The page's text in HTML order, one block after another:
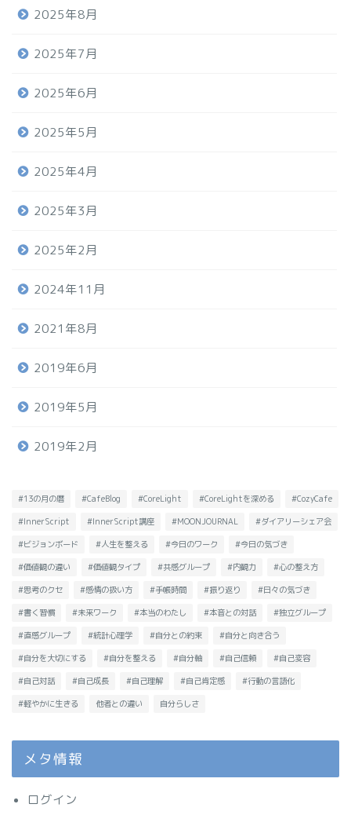
2025年8月
2025年7月
2025年6月
2025年5月
2025年4月
2025年3月
2025年2月
2024年11月
2021年8月
2019年6月
2019年5月
2019年2月
#13の月の暦 #CafeBlog #CoreLight #CoreLightを深める #CozyCafe
#InnerScript #InnerScript講座 #MOONJOURNAL #ダイアリーシェア会
#ビジョンボード #人生を整える #今日のワーク #今日の気づき
#価値観の違い #価値観タイプ #共感グループ #内観力 #心の整え方
#思考のクセ #感情の扱い方 #手帳時間 #振り返り #日々の気づき
#書く習慣 #未来ワーク #本当のわたし #本音との対話 #独立グループ
#直感グループ #統計心理学 #自分との約束 #自分と向き合う
#自分を大切にする #自分を整える #自分軸 #自己信頼 #自己変容
#自己対話 #自己成長 #自己理解 #自己肯定感 #行動の言語化
#軽やかに生きる 他者との違い 自分らしさ
メタ情報
ログイン